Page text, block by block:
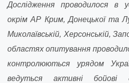
Дослідження проводилося в
окрім АР Крим, Донецької та
Миколаївській, Херсонській,
областях опитування
контролюються урядом
ведуться активні